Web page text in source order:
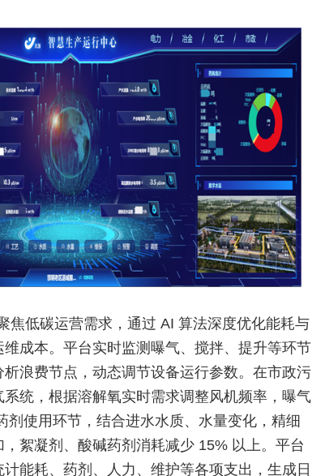
焦低碳运营需求，通过 AI 算法深度优化能耗与
成本。平台实时监测曝气、搅拌、提升等环节
浪费节点，动态调节设备运行参数。在市政污
统，根据溶解氧实时需求调整风机频率，曝气
剂使用环节，结合进水水质、水量变化，精细
絮凝剂、酸碱药剂消耗减少 15% 以上。平台
能耗、药剂、人力、维护等各项支出，生成日